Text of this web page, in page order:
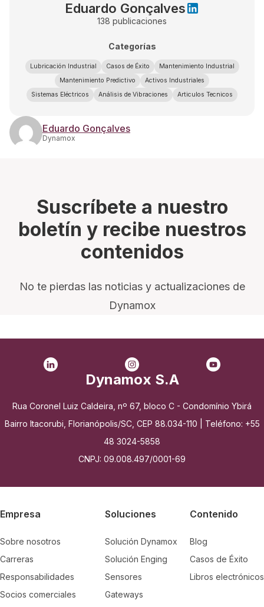
Eduardo Gonçalves
138 publicaciones
Categorías
Lubricación Industrial Casos de Éxito
Mantenimiento Industrial
Mantenimiento Predictivo
Activos Industriales
Sistemas Eléctricos
Análisis de Vibraciones Articulos Tecnicos
Eduardo Gonçalves
Dynamox
Suscríbete a nuestro
boletín y recibe nuestros
contenidos
No te pierdas las noticias y actualizaciones de
Dynamox
Dynamox S.A
Rua Coronel Luiz Caldeira, nº 67, bloco C - Condomínio Ybirá
Bairro Itacorubi, Florianópolis/SC, CEP 88.034-110 | Teléfono: +55
48 3024-5858
CNPJ: 09.008.497/0001-69
Empresa
Sobre nosotros
Carreras
Responsabilidades
Socios comerciales
Soluciones
Solución Dynamox
Solución Enging
Sensores
Gateways
Contenido
Blog
Casos de Éxito
Libros electrónicos